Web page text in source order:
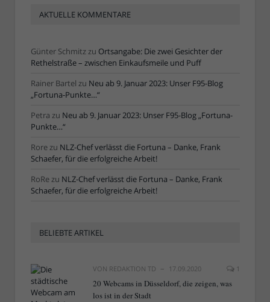
AKTUELLE KOMMENTARE
Günter Schmitz zu Ortsangabe: Die zwei Gesichter der
Rethelstraße – zwischen Einkaufsmeile und Puff
Rainer Bartel zu Neu ab 9. Januar 2023: Unser F95-Blog
„Fortuna-Punkte…“
Petra zu Neu ab 9. Januar 2023: Unser F95-Blog „Fortuna-
Punkte…“
Rore zu NLZ-Chef verlässt die Fortuna – Danke, Frank
Schaefer, für die erfolgreiche Arbeit!
RoRe zu NLZ-Chef verlässt die Fortuna – Danke, Frank
Schaefer, für die erfolgreiche Arbeit!
BELIEBTE ARTIKEL
VON REDAKTION TD 17.09.2020 1
20 Webcams in Düsseldorf, die zeigen, was
los ist in der Stadt